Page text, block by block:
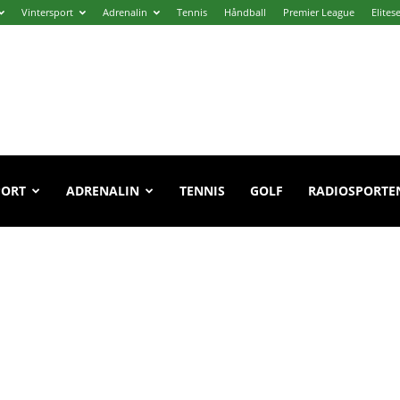
Vintersport Adrenalin Tennis Håndball Premier League
ADRENALIN TENNIS GOLF